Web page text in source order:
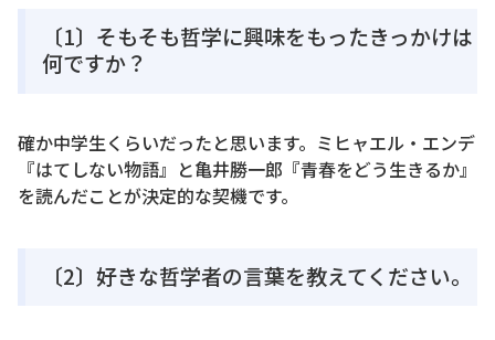
〔1〕そもそも哲学に興味をもったきっかけは
何ですか？
確か中学生くらいだったと思います。ミヒャエル・エンデ
『はてしない物語』と亀井勝一郎『青春をどう生きるか』
を読んだことが決定的な契機です。
〔2〕好きな哲学者の言葉を教えてください。